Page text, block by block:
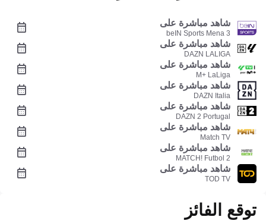
شاهد مباشرة على
beIN Sports Mena 3
شاهد مباشرة على
DAZN LALIGA
شاهد مباشرة على
M+ LaLiga
شاهد مباشرة على
DAZN Italia
شاهد مباشرة على
DAZN 2 Portugal
شاهد مباشرة على
Match TV
شاهد مباشرة على
MATCH! Futbol 2
شاهد مباشرة على
TOD TV
توقع الفائز